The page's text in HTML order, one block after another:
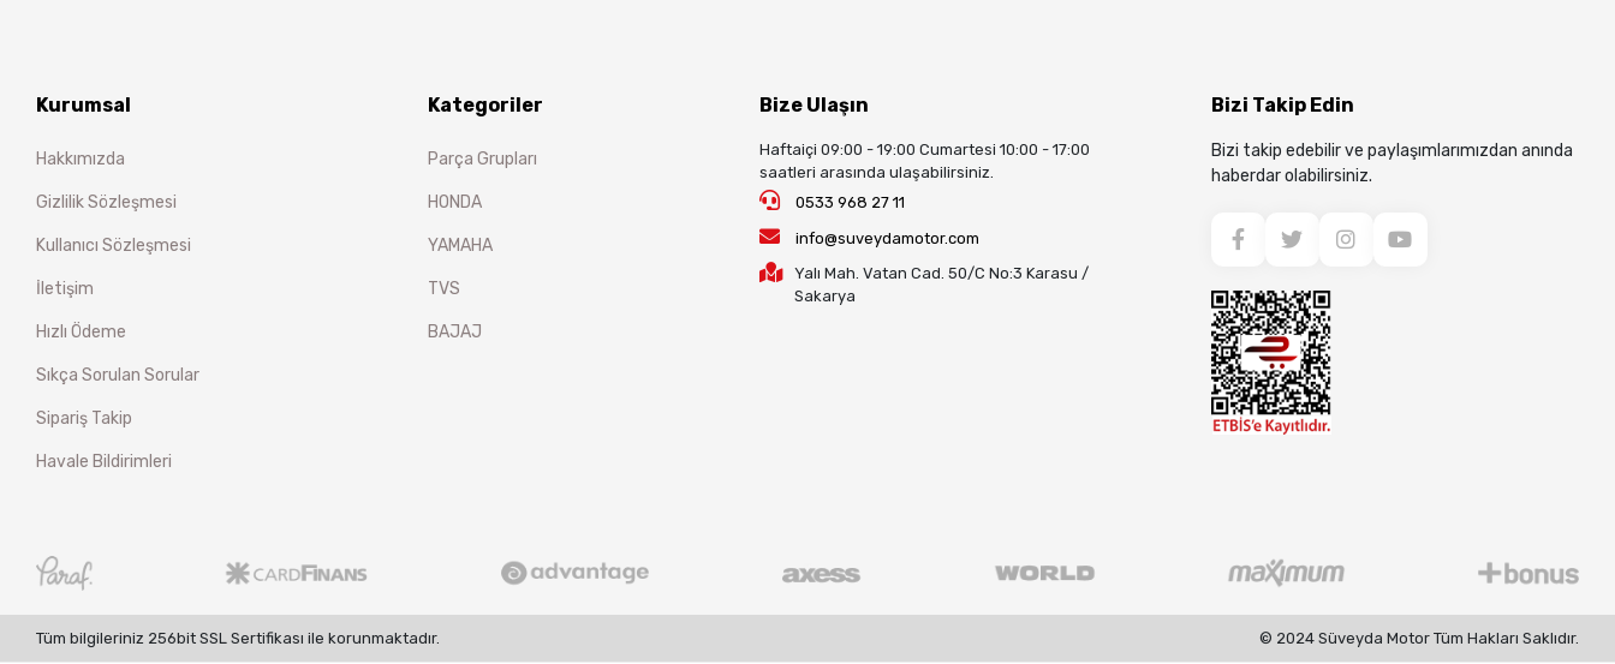
Kurumsal
Hakkımızda
Gizlilik Sözleşmesi
Kullanıcı Sözleşmesi
İletişim
Hızlı Ödeme
Sıkça Sorulan Sorular
Sipariş Takip
Havale Bildirimleri
Kategoriler
Parça Grupları
HONDA
YAMAHA
TVS
BAJAJ
Bize Ulaşın
Haftaiçi 09:00 - 19:00 Cumartesi 10:00 - 17:00
saatleri arasında ulaşabilirsiniz.
0533 968 27 11
info@suveydamotor.com
Yalı Mah. Vatan Cad. 50/C No:3 Karasu /
Sakarya
Bizi Takip Edin
Bizi takip edebilir ve paylaşımlarımızdan anında
haberdar olabilirsiniz.
Tüm bilgileriniz 256bit SSL Sertifikası ile korunmaktadır. © 2024 Süveyda Motor Tüm Hakları Saklıdır.